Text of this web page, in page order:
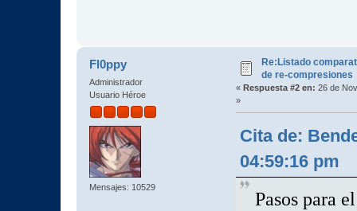
Fl0ppy
Administrador
Usuario Héroe
Mensajes: 10529
Re:Listado
de re-compresiones
« Respuesta #2 en: 26 de
»
Cita de:
04:59:16 pm
Pasos para